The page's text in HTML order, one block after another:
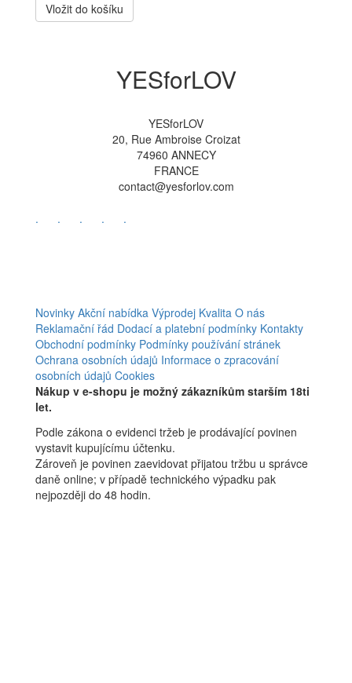
Vložit do košíku
YESforLOV
YESforLOV
20, Rue Ambroise Croizat
74960 ANNECY
FRANCE
contact@yesforlov.com
. . . . .
Novinky Akční nabídka Výprodej Kvalita O nás
Reklamační řád Dodací a platební podmínky Kontakty
Obchodní podmínky Podmínky používání stránek
Ochrana osobních údajů Informace o zpracování
osobních údajů Cookies
Nákup v e-shopu je možný zákazníkům starším 18ti
let.
Podle zákona o evidenci tržeb je prodávající povinen
vystavit kupujícímu účtenku.
Zároveň je povinen zaevidovat přijatou tržbu u správce
daně online; v případě technického výpadku pak
nejpozději do 48 hodin.